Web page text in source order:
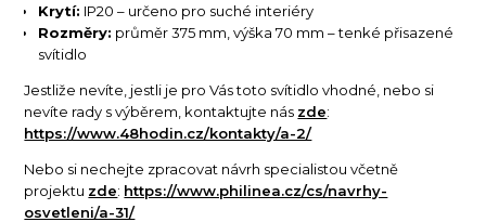
Krytí: IP20 – určeno pro suché interiéry
Rozměry: průměr 375 mm, výška 70 mm – tenké přisazené
svítidlo
Jestliže nevíte, jestli je pro Vás toto svítidlo vhodné, nebo si
nevíte rady s výběrem, kontaktujte nás zde:
https://www.48hodin.cz/kontakty/a-2/
Nebo si nechejte zpracovat návrh specialistou včetně
projektu zde: https://www.philinea.cz/cs/navrhy-
osvetleni/a-31/